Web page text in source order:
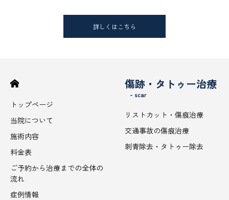
詳しくはこちら
トップページ
当院について
施術内容
料金表
ご予約から治療までの全体の
流れ
症例情報
傷跡・タトゥー治療
- scar
リストカット・傷痕治療
交通事故の傷痕治療
刺青除去・タトゥー除去